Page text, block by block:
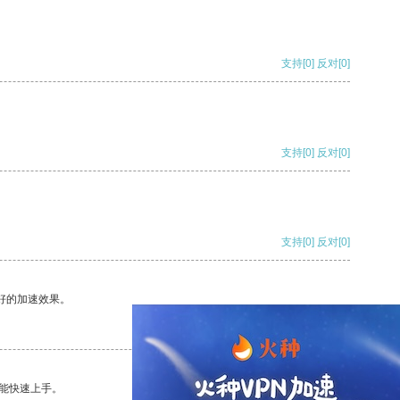
支持[0] 反对[0]
支持[0] 反对[0]
支持[0] 反对[0]
加速效果。
快速上手。